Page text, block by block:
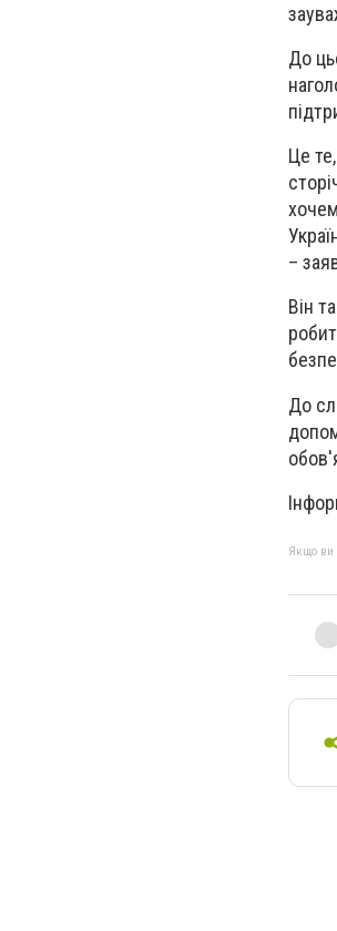
До
Це
–
Він
До
Якщо ви